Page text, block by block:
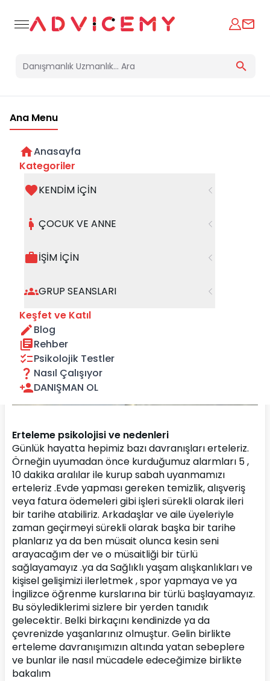
Ana Menu
Anasayfa
Kategoriler
KENDİM İÇİN
ÇOCUK VE ANNE
İŞİM İÇİN
GRUP SEANSLARI
Keşfet ve Katıl
Blog
Rehber
Psikolojik Testler
Nasıl Çalışıyor
DANIŞMAN OL
Erteleme Psikolojisi ve Nedenleri
Psikolog
Erteleme psikolojisi ve nedenleri
Günlük hayatta hepimiz bazı davranışları erteleriz.
Örneğin uyumadan önce kurduğumuz alarmları 5 ,
10 dakika aralılar ile kurup sabah uyanmamızı
erteleriz .Evde yapması gereken temizlik, alışveriş
veya fatura ödemeleri gibi işleri sürekli olarak ileri
bir tarihe atabiliriz. Arkadaşlar ve aile üyeleriyle
zaman geçirmeyi sürekli olarak başka bir tarihe
planlarız ya da ben müsait olunca kesin seni
arayacağım der ve o müsaitliği bir türlü
sağlayamayız .ya da Sağlıklı yaşam alışkanlıkları ve
kişisel gelişimizi ilerletmek , spor yapmaya ve ya
İngilizce öğrenme kurslarına bir türlü başlayamayız.
Bu söylediklerimi sizlere bir yerden tanıdık
gelecektir. Belki birkaçını kendinizde ya da
çevrenizde yaşanlarınız olmuştur. Gelin birlikte
erteleme davranışımızın altında yatan sebeplere
ve bunlar ile nasıl mücadele edeceğimize birlikte
bakalım